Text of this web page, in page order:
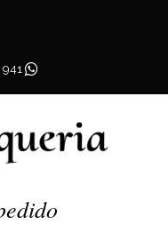
941